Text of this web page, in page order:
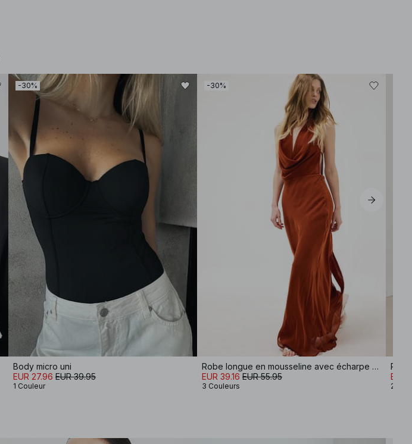
-30%
Body micro uni
EUR 27.96 EUR 39.95
1 Couleur
-30%
Robe longue en mousseline avec écharpe effet cascade
EUR 39.16 EUR 55.95
3 Couleurs
EUR
2